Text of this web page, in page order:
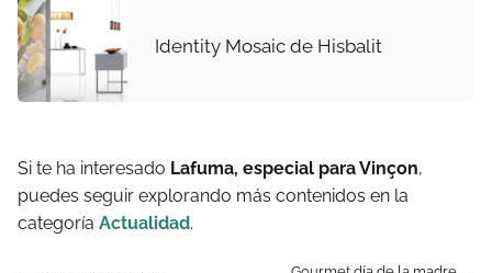
Identity Mosaic de Hisbalit
Si te ha interesado Lafuma, especial para Vinçon,
puedes seguir explorando más contenidos en la
categoría Actualidad.